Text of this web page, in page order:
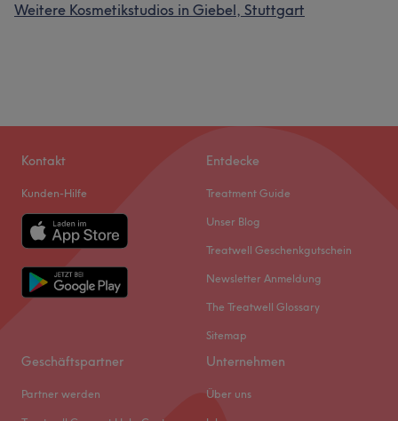
Weitere Kosmetikstudios in Giebel, Stuttgart
Kontakt
Kunden-Hilfe
Entdecke
Treatment Guide
Unser Blog
Treatwell Geschenkgutschein
Newsletter Anmeldung
The Treatwell Glossary
Sitemap
Geschäftspartner
Partner werden
Unternehmen
Über uns